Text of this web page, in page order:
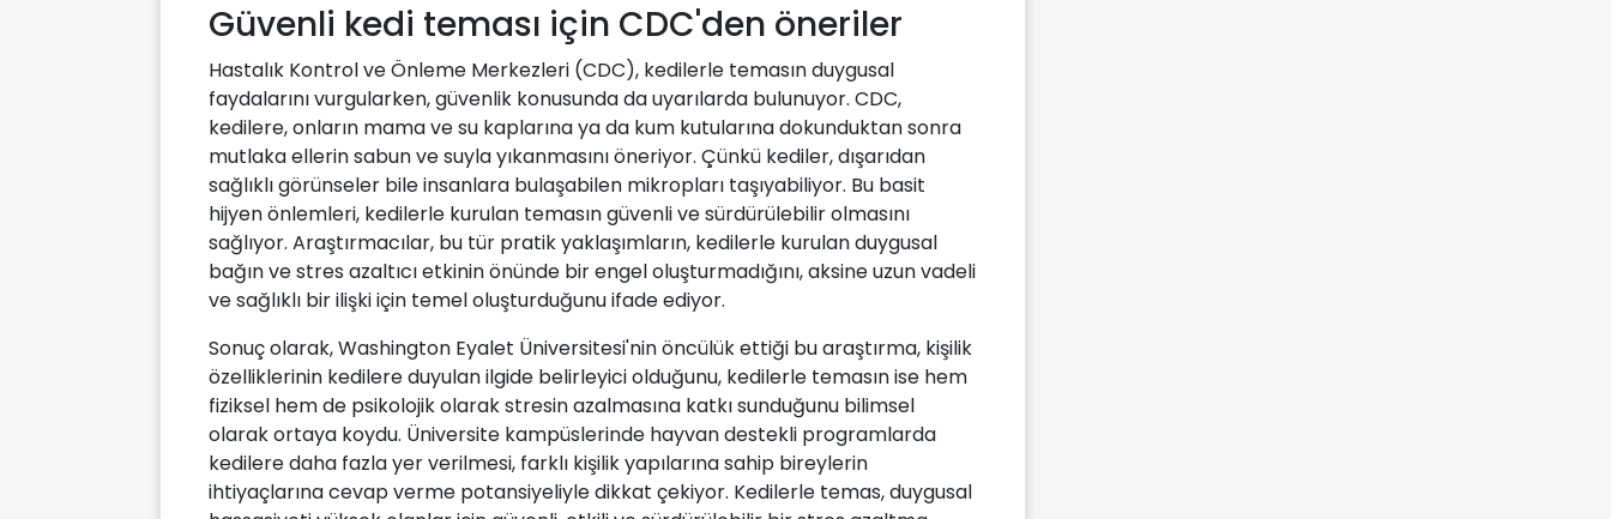
Güvenli kedi teması için CDC'den öneriler
Hastalık Kontrol ve Önleme Merkezleri (CDC), kedilerle temasın duygusal
faydalarını vurgularken, güvenlik konusunda da uyarılarda bulunuyor. CDC,
kedilere, onların mama ve su kaplarına ya da kum kutularına dokunduktan sonra
mutlaka ellerin sabun ve suyla yıkanmasını öneriyor. Çünkü kediler, dışarıdan
sağlıklı görünseler bile insanlara bulaşabilen mikropları taşıyabiliyor. Bu basit
hijyen önlemleri, kedilerle kurulan temasın güvenli ve sürdürülebilir olmasını
sağlıyor. Araştırmacılar, bu tür pratik yaklaşımların, kedilerle kurulan duygusal
bağın ve stres azaltıcı etkinin önünde bir engel oluşturmadığını, aksine uzun vadeli
ve sağlıklı bir ilişki için temel oluşturduğunu ifade ediyor.
Sonuç olarak, Washington Eyalet Üniversitesi'nin öncülük ettiği bu araştırma, kişilik
özelliklerinin kedilere duyulan ilgide belirleyici olduğunu, kedilerle temasın ise hem
fiziksel hem de psikolojik olarak stresin azalmasına katkı sunduğunu bilimsel
olarak ortaya koydu. Üniversite kampüslerinde hayvan destekli programlarda
kedilere daha fazla yer verilmesi, farklı kişilik yapılarına sahip bireylerin
ihtiyaçlarına cevap verme potansiyeliyle dikkat çekiyor. Kedilerle temas, duygusal